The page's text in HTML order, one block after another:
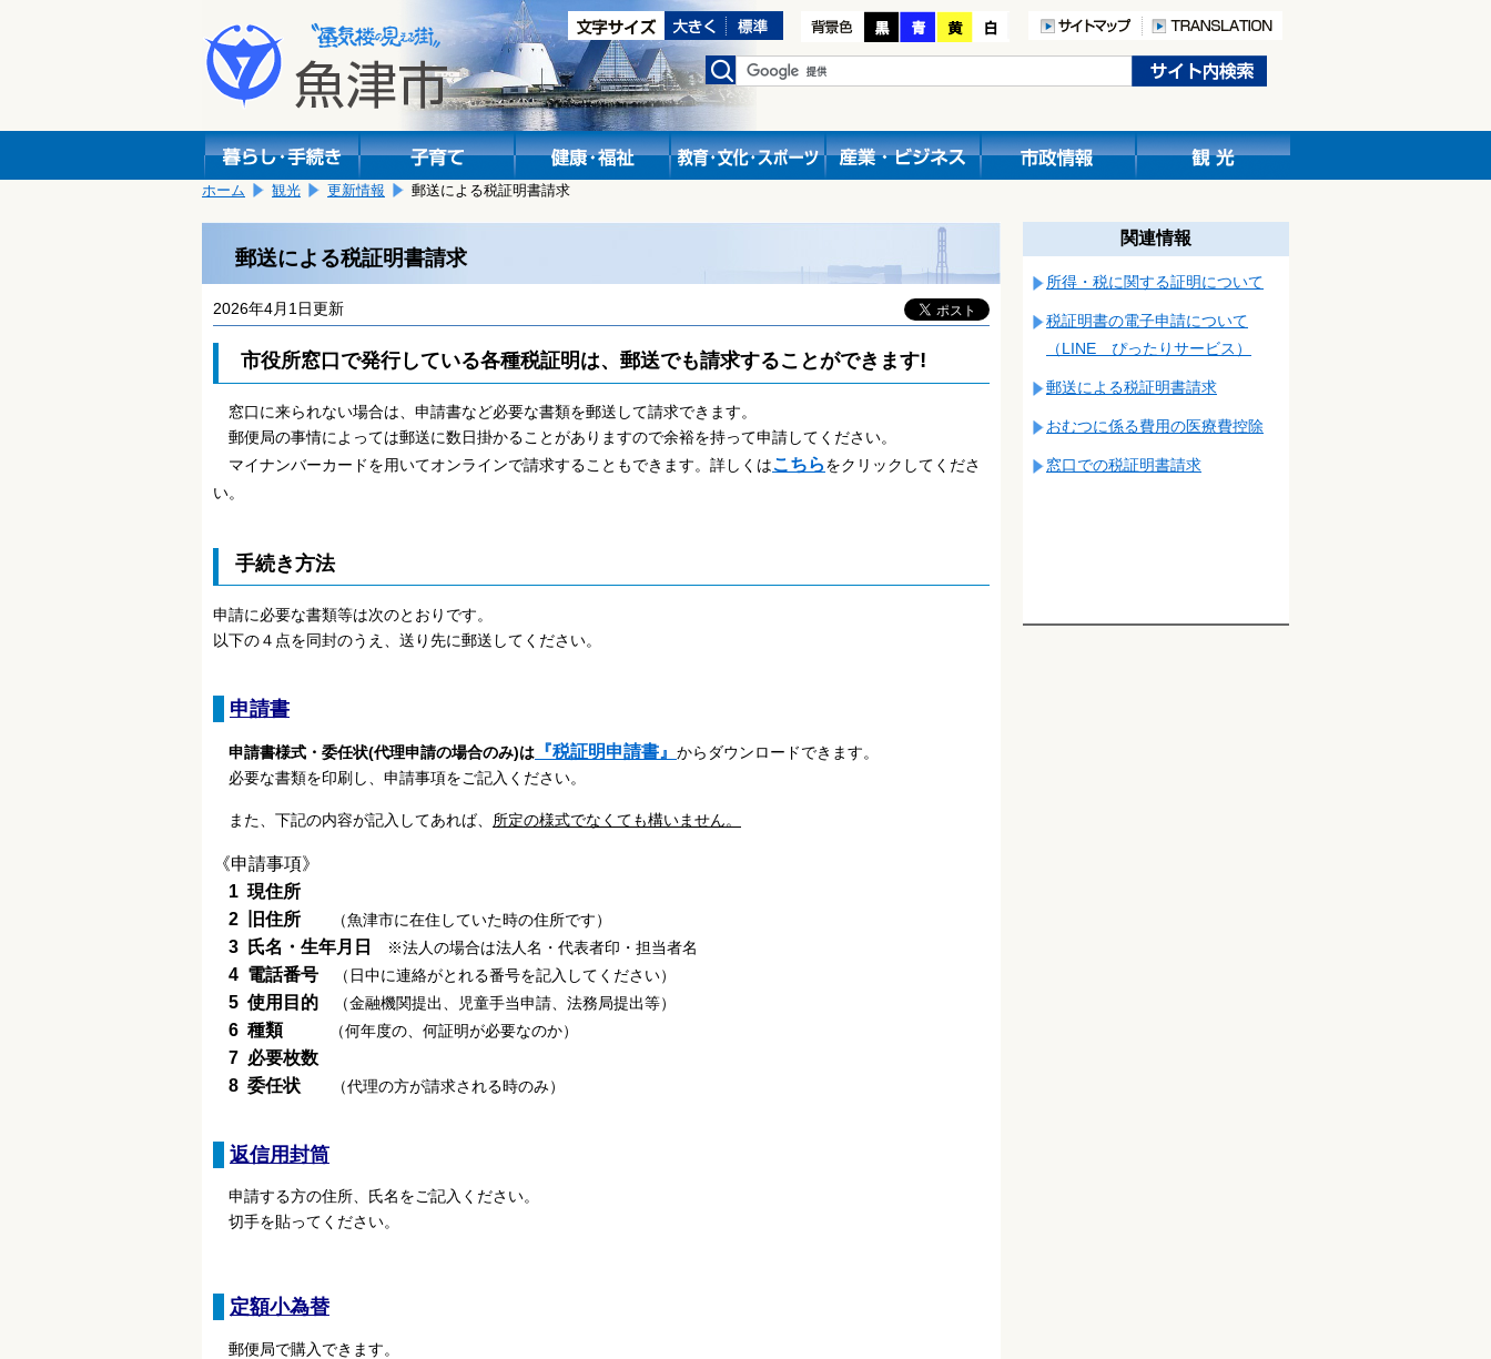
し
ホーム 観光 更新情報 郵送による税証明書請求
郵送による税証明書請求
2026年4月1日更新
市役所窓口で発行している各種税証明は、郵送でも請求することができます!
窓口に来られない場合は、申請書など必要な書類を郵送して請求できます。
郵便局の事情によっては郵送に数日掛かることがありますので余裕を持って申請してください。
マイナンバーカードを用いてオンラインで請求することもできます。詳しくはこちらをクリックしてくださ
い。
手続き方法
申請に必要な書類等は次のとおりです。
以下の４点を同封のうえ、送り先に郵送してください。
申請書
申請書様式・委任状(代理申請の場合のみ)は 『税証明申請書』 からダウンロードできます。
必要な書類を印刷し、申請事項をご記入ください。
また、下記の内容が記入してあれば、 所定の様式でなくても構いません。
《申請事項》
1 現住所
2 旧住所 （魚津市に在住していた時の住所です）
3 氏名・生年月日 ※法人の場合は法人名・代表者印・担当者名
4 電話番号 （日中に連絡がとれる番号を記入してください）
5 使用目的 （金融機関提出、児童手当申請、法務局提出等）
6 種類 （何年度の、何証明が必要なのか）
7 必要枚数
8 委任状
（代理の方が請求される時のみ）
返信用封筒
申請する方の住所、氏名をご記入ください。
切手を貼ってください。
定額小為替
郵便局で購入 できます。
関連情報
所得・税に関する証明について
税証明書の電子申請について
（LINE ぴったりサービス）
郵送による税証明書請求
おむつに係る費用の医療費控除
窓口での税証明書請求